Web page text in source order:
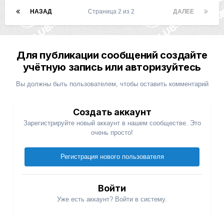
НАЗАД ДАЛЕЕ
Страница 2 из 2
Для публикации сообщений создайте
учётную запись или авторизуйтесь
Вы должны быть пользователем, чтобы оставить комментарий
Создать аккаунт
Зарегистрируйте новый аккаунт в нашем сообществе. Это
очень просто!
Регистрация нового пользователя
Войти
Уже есть аккаунт? Войти в систему.